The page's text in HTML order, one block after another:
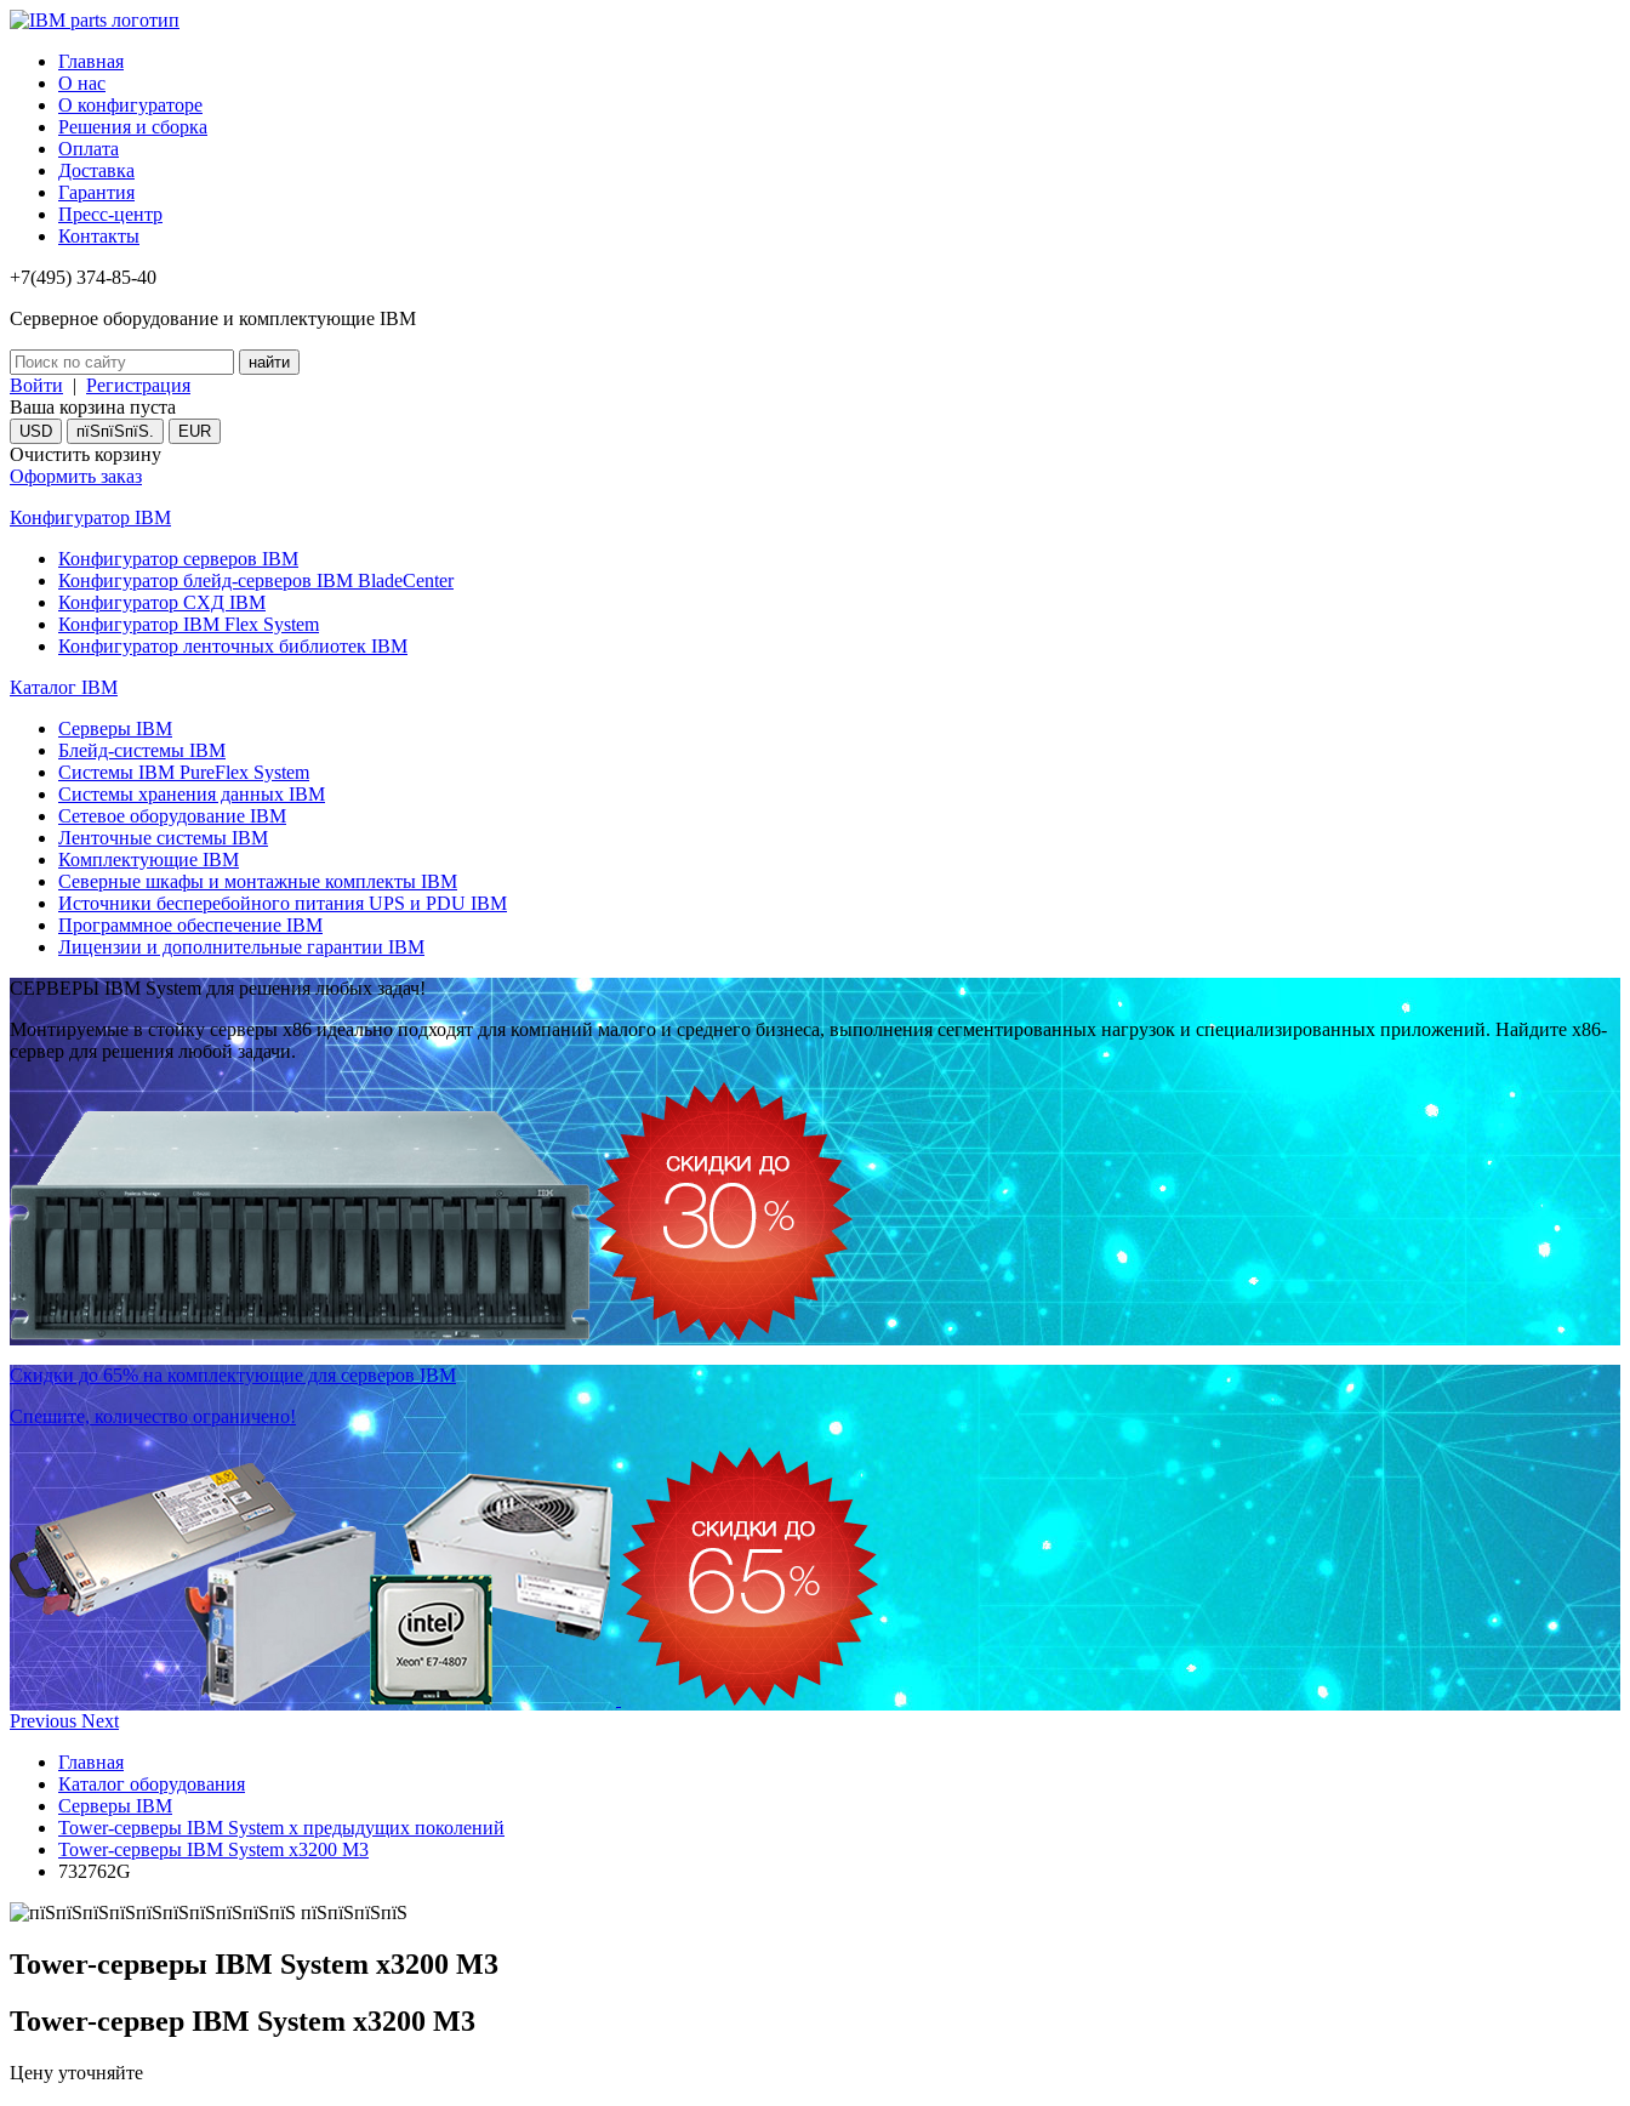
Главная
О нас
О конфигураторе
Решения и сборка
Оплата
Доставка
Гарантия
Пресс-центр
Контакты
+7(495) 374-85-40
Серверное оборудование и комплектующие IBM
Войти | Регистрация
Ваша корзина пуста
USD пїЅпїЅпїЅ. EUR
Очистить корзину
Оформить заказ
Конфигуратор IBM
Конфигуратор серверов IBM
Конфигуратор блейд-серверов IBM BladeCenter
Конфигуратор СХД IBM
Конфигуратор IBM Flex System
Конфигуратор ленточных библиотек IBM
Каталог IBM
Серверы IBM
Блейд-системы IBM
Системы IBM PureFlex System
Системы хранения данных IBM
Сетевое оборудование IBM
Ленточные системы IBM
Комплектующие IBM
Северные шкафы и монтажные комплекты IBM
Источники бесперебойного питания UPS и PDU IBM
Программное обеспечение IBM
Лицензии и дополнительные гарантии IBM
СЕРВЕРЫ IBM System для решения любых задач!
Монтируемые в стойку серверы x86 идеально подходят для компаний малого и среднего бизнеса, выполнения сегментированных нагрузок и специализированных приложений. Найдите x86-
сервер для решения любой задачи.
Скидки до 65% на комплектующие для серверов IBM
Спешите, количество ограничено!
Previous Next
Главная
Каталог оборудования
Серверы IBM
Tower-серверы IBM System x предыдущих поколений
Tower-серверы IBM System x3200 M3
732762G
Tower-серверы IBM System x3200 M3
Tower-сервер IBM System x3200 M3
Цену уточняйте